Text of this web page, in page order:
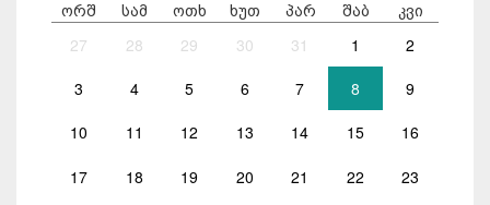
ორშ სამ ოთხ ხუთ პარ შაბ კვი
27 28 29 30 31 1 2
3 4 5 6 7 8 9
10 11 12 13 14 15 16
17 18 19 20 21 22 23